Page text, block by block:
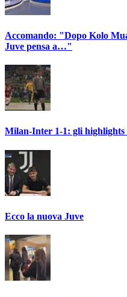
Accomando: "Dopo Kolo
Juve pensa a…"
Milan-Inter 1-1: gli highlights
Ecco la nuova Juve